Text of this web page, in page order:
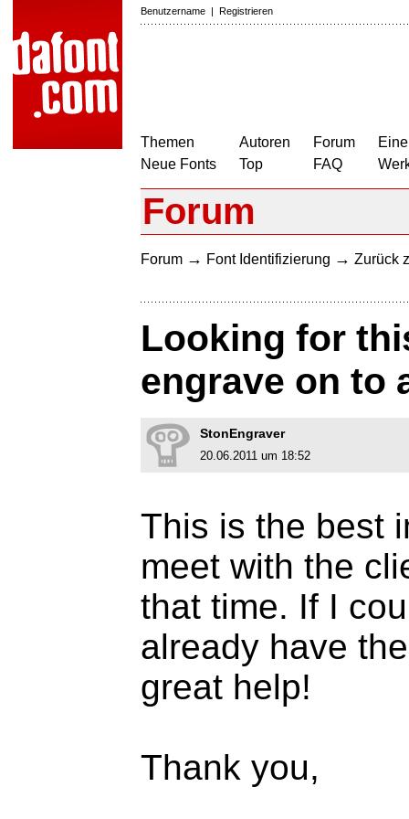
Benutzername | Registrieren
Themen
Neue Fonts
Autoren
Top
Forum
FAQ
Forum
Forum → Font Identifizierung → Zurück
Looking for
engrave on to
StonEngraver
20.06.2011 um 18:52
This is the best
meet with the
that time. If I
already have
great help!
Thank you,